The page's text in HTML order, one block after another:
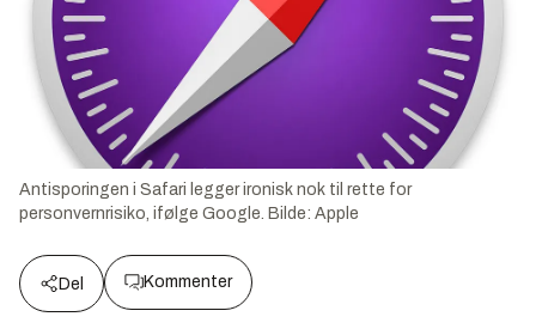
Antisporingen i Safari legger ironisk nok til rette for
personvernrisiko, ifølge Google. Bilde: Apple
Del Kommenter